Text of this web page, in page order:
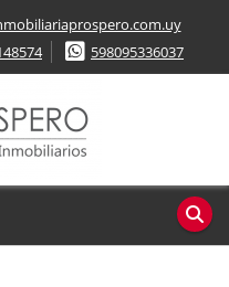
598095336037